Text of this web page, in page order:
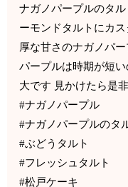
ナガノパープルのタ
ーモンドタルトにカ
厚な甘さのナガノパ
パープルは時期が短
大です 見かけたら是
#ナガノパープル
#ナガノパープルのタ
#ぶどうタルト
#フレッシュタルト
#松戸ケーキ